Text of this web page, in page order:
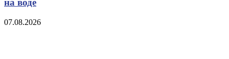
на воде
07.08.2026